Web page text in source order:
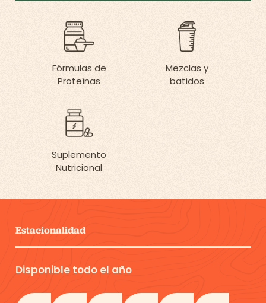
Fórmulas de
Proteínas
Mezclas y
batidos
Suplemento
Nutricional
Estacionalidad
Disponible todo el año